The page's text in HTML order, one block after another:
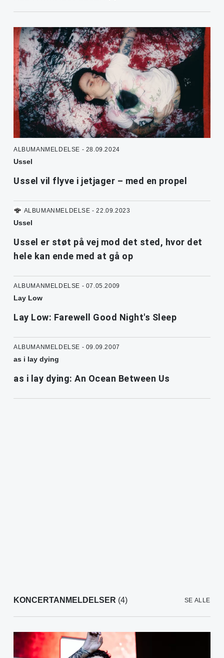
ALBUMANMELDELSE - 28.09.2024
Ussel
Ussel vil flyve i jetjager – med en propel
ALBUMANMELDELSE - 22.09.2023
Ussel
Ussel er støt på vej mod det sted, hvor det
hele kan ende med at gå op
ALBUMANMELDELSE - 07.05.2009
Lay Low
Lay Low: Farewell Good Night's Sleep
ALBUMANMELDELSE - 09.09.2007
as i lay dying
as i lay dying: An Ocean Between Us
KONCERTANMELDELSER (4) SE ALLE